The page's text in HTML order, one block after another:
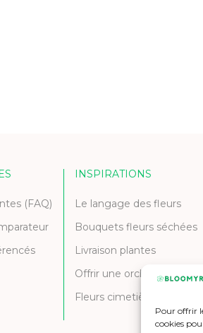
Pour offrir
cookies
(FAQ)
INSPIRATIONS
Le langage des fleurs
Bouquets fleurs séchées
Livraison plantes
Offrir une orchidée
Fleurs cimetière et deuil